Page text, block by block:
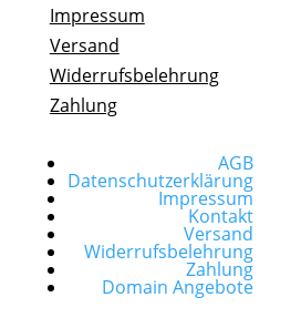
Impressum
Versand
Widerrufsbelehrung
Zahlung
AGB
Datenschutzerklärung
Impressum
Kontakt
Versand
Widerrufsbelehrung
Zahlung
Domain Angebote